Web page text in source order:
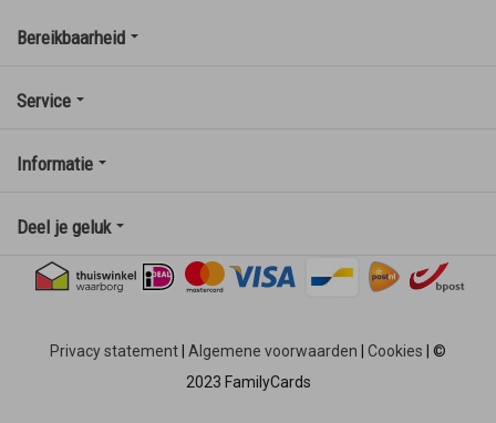
Bereikbaarheid
Service
Informatie
Deel je geluk
Privacy statement| Algemene voorwaarden | Cookies | ©
2023 FamilyCards